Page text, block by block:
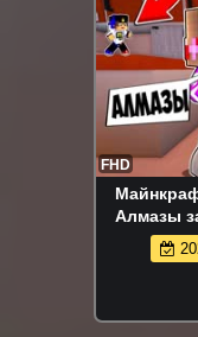
FHD
Алмазы
ПРО